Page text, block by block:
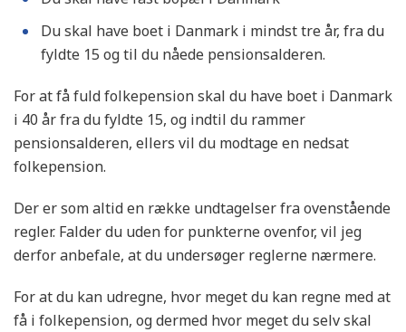
Du skal have boet i Danmark i mindst tre år, fra du
fyldte 15 og til du nåede pensionsalderen.
For at få fuld folkepension skal du have boet i Danmark
i 40 år fra du fyldte 15, og indtil du rammer
pensionsalderen, ellers vil du modtage en nedsat
folkepension.
Der er som altid en række undtagelser fra ovenstående
regler. Falder du uden for punkterne ovenfor, vil jeg
derfor anbefale, at du undersøger reglerne nærmere.
For at du kan udregne, hvor meget du kan regne med at
få i folkepension, og dermed hvor meget du selv skal